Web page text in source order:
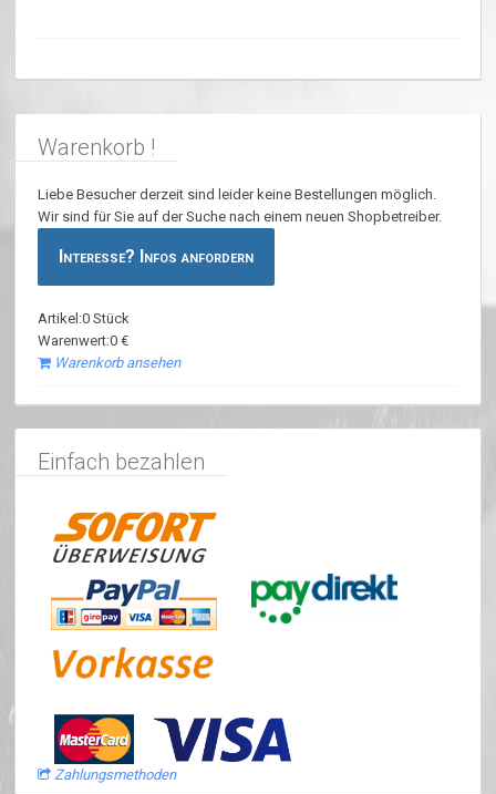
Warenkorb !
Liebe Besucher derzeit sind leider keine Bestellungen möglich.
Wir sind für Sie auf der Suche nach einem neuen Shopbetreiber.
Interesse? Infos anfordern
Artikel:0 Stück
Warenwert:0 €
Warenkorb ansehen
Einfach bezahlen
Zahlungsmethoden